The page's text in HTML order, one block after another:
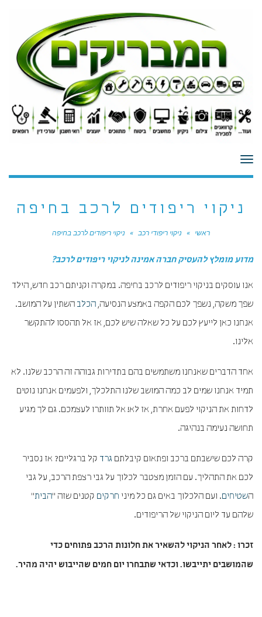
תפריט
ניקוי ריפודים לרכב בחיפה
ראשי » ניקוי ריפודי רכב » ניקוי ריפודים לרכב בחיפה
מדוע מומלץ להעסיק חברה אמינה לניקוי ריפודים לרכב?
אנו עוסקים בניקוי ריפודים לרכב בחיפה. במקרה וקניתם רכב חדש, הילד
שפך משקה, נשפך לכם הקפה באמצע הנסיעה,הכלב השתין על המושב.
אנחנו כאן לייעץ לכם על כל שאלה שיש לכם, אז אל תהססו להתקשר
אלינו.
אחד הדברים שאנחנו משתמשים בהם בתדירות גבוהה זה הרכב שלנו. לא
תמיד אנחנו שמים לב כמה המושב שלנו התלכלך, ולפעמים אנחנו נוטים
לדחות את הניקוי לפעם אחרת, אז לא! אל תוותרו לעצמכם. גם לך מגיע
תחושה נעימה בנהיגה.
קרה לכם שישבתם ברכב ופתאום קיבלתם גרד קל ברגליים? אז נסביר
לכם את התהליך. עם הזמן מצטבר לכלוך על גבי רצפת הרכב, על גבי
השטיחים. ועם הלכלוך באים גם כל מיני חרקים קטנים שזה "הבית"
שלהם עד ליום הניקוי של הריפודים.
זכרו : לאחר הניקוי להשאיר את חלונות הרכב פתוחים כדי
שהמושבים יתייבשו. וכדאי שתבחרו יום חמים שהייבוש יהיה מהיר.